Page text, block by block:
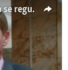
VIDEO Antonijević: Dobra prilika da se regulišu istopolne zajednice